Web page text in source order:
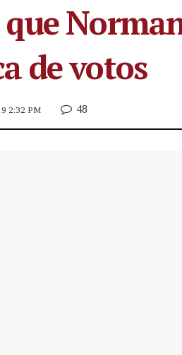
que
de votos
2:32 PM 48